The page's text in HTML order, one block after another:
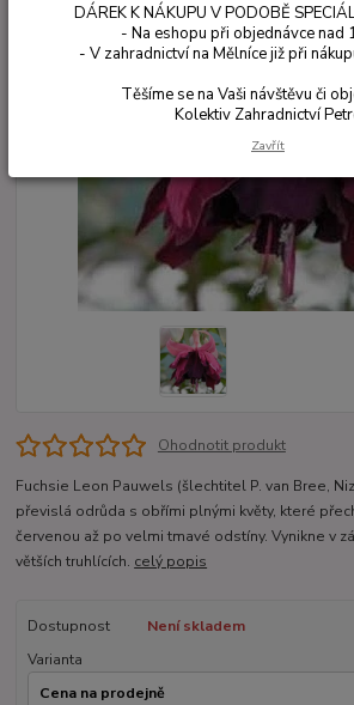
Ohodnotit produkt
Fuchsie Leon Pauwels (šlechtitel P. van Bree,
převislá odrůda s obřími plnými květy, které
červenou až po velmi tmavé odstíny. Vynikne v
větších truhlících. celý popis
Dostupnost
Není skladem
Varianta
DÁREK K NÁKUPU V PODOBĚ
- Na eshopu při objednávce nad
- V zahradnictví na Mělníce již při
Těšíme se na Vaši návštěvu či
Kolektiv Zahradnictví
Zavřít